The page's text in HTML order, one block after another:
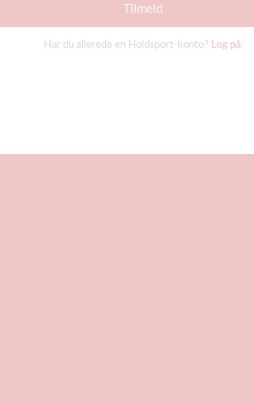
Tilmeld
Har du allerede en Holdsport-konto? Log på